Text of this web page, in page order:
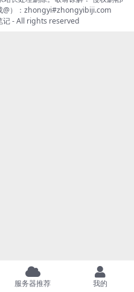
@）：zhongyi#zhongyibiji.com
记- All rights reserved
服务器推荐 我的